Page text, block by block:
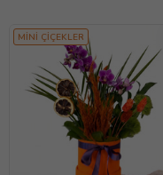
MİNİ ÇİÇEKLER